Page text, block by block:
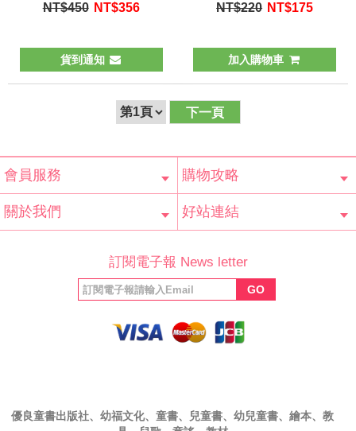
NT$450 NT$356
貨到通知
NT$220 NT$175
加入購物車
下一頁
會員服務
會員辨法
客服信箱
隱私條款
網站導覽
購物攻略
常見問題
購物說明
訂單查詢
關於我們 好站連結
福利協會
絲專頁
訂閱電子報 News letter
GO
優良童書出版社、幼福文化、童書、兒童書、幼兒童書、繪本、教